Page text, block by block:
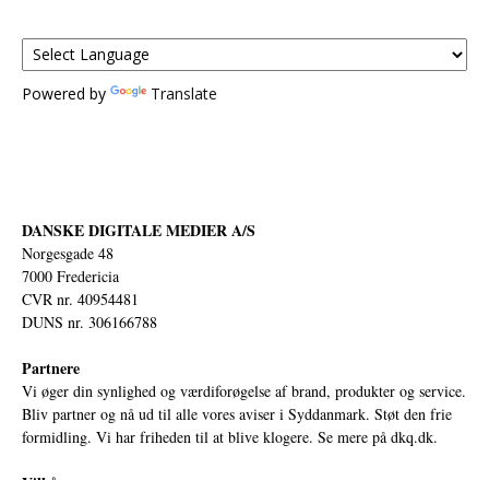
Powered by Translate
DANSKE DIGITALE MEDIER A/S
Norgesgade 48
7000 Fredericia
CVR nr. 40954481
DUNS nr. 306166788
Partnere
Vi øger din synlighed og værdiforøgelse af brand, produkter og service.
Bliv partner og nå ud til alle vores aviser i Syddanmark. Støt den frie
formidling. Vi har friheden til at blive klogere. Se mere på dkq.dk.